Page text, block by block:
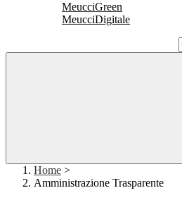
MeucciGreen
MeucciDigitale
Home >
Amministrazione Trasparente